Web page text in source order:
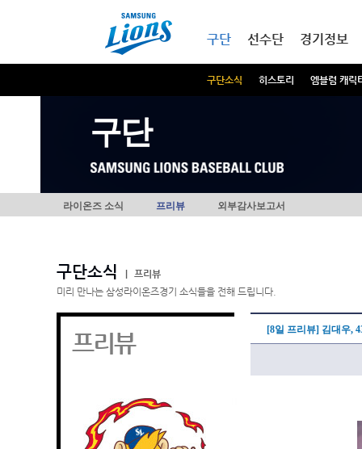
구단
구단소식 히스토리 엠블럼 캐릭
선수단 경기정보
구단
라이온즈 소식 프리뷰 외부감사보고서
구단소식
프리뷰
미리 만나는 삼성라이온즈경기 소식들을 전해 드립니다.
프리뷰 [8일 프리뷰] 김대우,